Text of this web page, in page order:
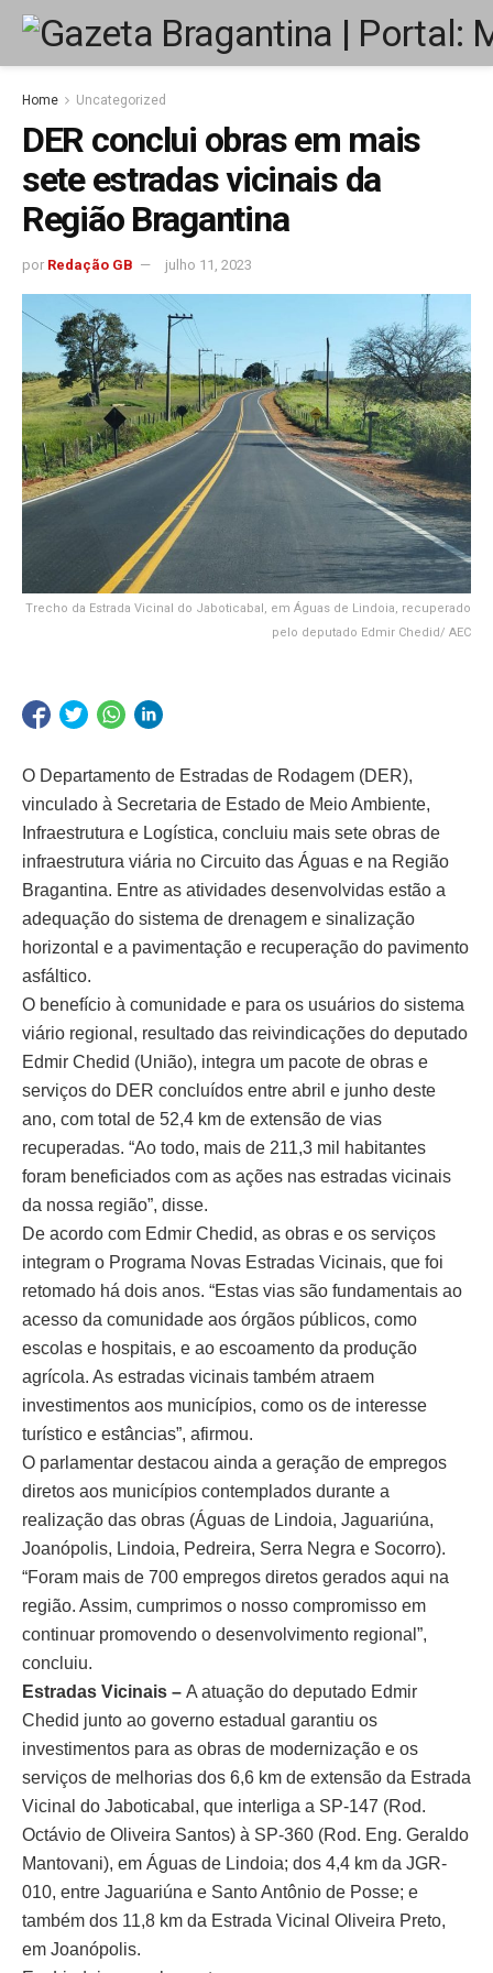
Home Uncategorized
DER conclui obras em mais
sete estradas vicinais da
Região Bragantina
por Redação GB julho 11, 2023
Trecho da Estrada Vicinal do Jaboticabal, em Águas de Lindoia, recuperado
pelo deputado Edmir Chedid/ AEC
O Departamento de Estradas de Rodagem (DER),
vinculado à Secretaria de Estado de Meio Ambiente,
Infraestrutura e Logística, concluiu mais sete obras de
infraestrutura viária no Circuito das Águas e na Região
Bragantina. Entre as atividades desenvolvidas estão a
adequação do sistema de drenagem e sinalização
horizontal e a pavimentação e recuperação do pavimento
asfáltico.
O benefício à comunidade e para os usuários do sistema
viário regional, resultado das reivindicações do deputado
Edmir Chedid (União), integra um pacote de obras e
serviços do DER concluídos entre abril e junho deste
ano, com total de 52,4 km de extensão de vias
recuperadas. “Ao todo, mais de 211,3 mil habitantes
foram beneficiados com as ações nas estradas vicinais
da nossa região”, disse.
De acordo com Edmir Chedid, as obras e os serviços
integram o Programa Novas Estradas Vicinais, que foi
retomado há dois anos. “Estas vias são fundamentais ao
acesso da comunidade aos órgãos públicos, como
escolas e hospitais, e ao escoamento da produção
agrícola. As estradas vicinais também atraem
investimentos aos municípios, como os de interesse
turístico e estâncias”, afirmou.
O parlamentar destacou ainda a geração de empregos
diretos aos municípios contemplados durante a
realização das obras (Águas de Lindoia, Jaguariúna,
Joanópolis, Lindoia, Pedreira, Serra Negra e Socorro).
“Foram mais de 700 empregos diretos gerados aqui na
região. Assim, cumprimos o nosso compromisso em
continuar promovendo o desenvolvimento regional”,
concluiu.
Estradas Vicinais – A atuação do deputado Edmir
Chedid junto ao governo estadual garantiu os
investimentos para as obras de modernização e os
serviços de melhorias dos 6,6 km de extensão da Estrada
Vicinal do Jaboticabal, que interliga a SP-147 (Rod.
Octávio de Oliveira Santos) à SP-360 (Rod. Eng. Geraldo
Mantovani), em Águas de Lindoia; dos 4,4 km da JGR-
010, entre Jaguariúna e Santo Antônio de Posse; e
também dos 11,8 km da Estrada Vicinal Oliveira Preto,
em Joanópolis.